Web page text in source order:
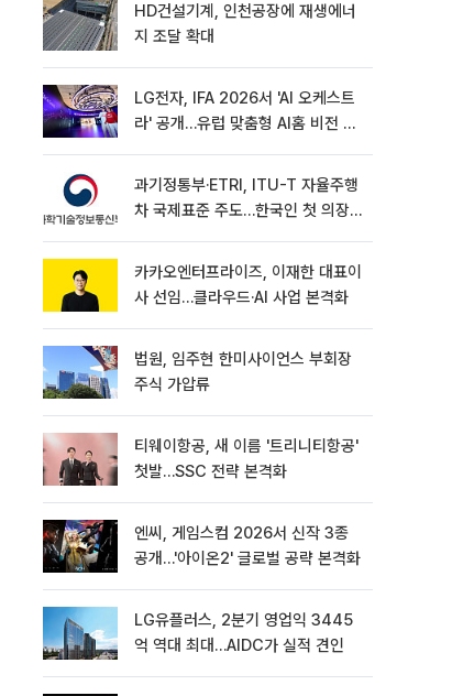
HD건설기계, 인천공장에 재생에너
지 조달 확대
LG전자, IFA 2026서 'AI 오케스트
라' 공개…유럽 맞춤형 AI홈 비전 제
과기정통부·ETRI, ITU-T 자율주행
차 국제표준 주도…한국인 첫 의장
카카오엔터프라이즈, 이재한 대표이
사 선임…클라우드·AI 사업 본격화
법원, 임주현 한미사이언스 부회장
주식 가압류
티웨이항공, 새 이름 '트리니티항공'
첫발…SSC 전략 본격화
엔씨, 게임스컴 2026서 신작 3종
공개…'아이온2' 글로벌 공략 본격화
LG유플러스, 2분기 영업익 3445
억 역대 최대…AIDC가 실적 견인